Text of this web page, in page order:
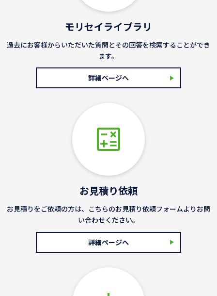
モリセイライブラリ
過去にお客様からいただいた質問とその回答を検索することができ
ます。
詳細ページへ
お見積り依頼
お見積りをご依頼の方は、こちらのお見積り依頼フォームよりお問
い合わせください。
詳細ページへ